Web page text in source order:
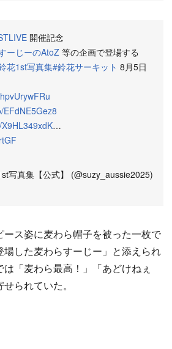
開催記念
ーじーのAtoZ等の企画で登場する
花1st写真集#鈴花サーキット 8月5日
EFdNE5Gez8
…
写真集【公式】 (@suzy_aussie2025)
ス姿に麦わら帽子を被った一枚で
場した麦わらすーじー」と添えられ
「麦わら最高！」「あどけねぇ
られていた。